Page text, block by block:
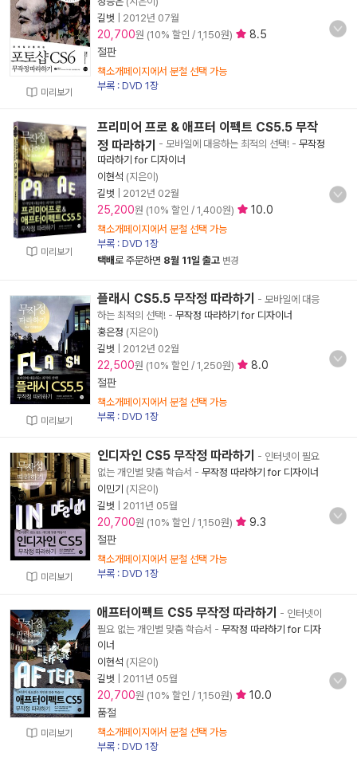
미리보기
길벗
2012년 07월
20,700원 (10% 할인 / 1,150원)
8.5
절판
책소개페이지에서 분철 선택 가능
부록 : DVD 1장
미리보기
프리미어 프로 & 애프터 이펙트 CS5.5 무작
정 따라하기 - 모바일에 대응하는 최적의 선택! - 무작정
따라하기 for 디자이너
이현석 (지은이)
길벗
2012년 02월
25,200원 (10% 할인 / 1,400원) 10.0
책소개페이지에서 분철 선택 가능
부록 : DVD 1장
택배로 주문하면 8월 11일 출고 변경
미리보기
플래시 CS5.5 무작정 따라하기
- 모바일에 대응
하는 최적의 선택! - 무작정 따라하기 for 디자이너
홍은정 (지은이)
길벗
2012년 02월
22,500원 (10% 할인 / 1,250원)
8.0
절판
책소개페이지에서 분철 선택 가능
부록 : DVD 1장
미리보기
인디자인 CS5 무작정 따라하기
- 인터넷이 필요
없는 개인별 맞춤 학습서 - 무작정 따라하기 for 디자이너
이민기 (지은이)
길벗
2011년 05월
20,700원 (10% 할인 / 1,150원)
9.3
절판
책소개페이지에서 분철 선택 가능
부록 : DVD 1장
미리보기
애프터이펙트 CS5 무작정 따라하기
- 인터넷이
필요 없는 개인별 맞춤 학습서 - 무작정 따라하기 for 디자
이너
이현석 (지은이)
길벗
2011년 05월
20,700원 (10% 할인 / 1,150원)
10.0
품절
책소개페이지에서 분철 선택 가능
부록 : DVD 1장